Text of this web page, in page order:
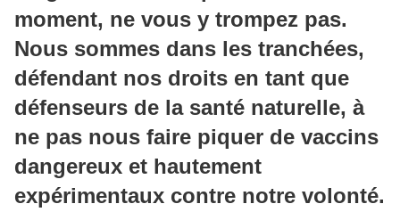
moment, ne vous y trompez pas.
Nous sommes dans les tranchées,
défendant nos droits en tant que
défenseurs de la santé naturelle, à
ne pas nous faire piquer de vaccins
dangereux et hautement
expérimentaux contre notre volonté.